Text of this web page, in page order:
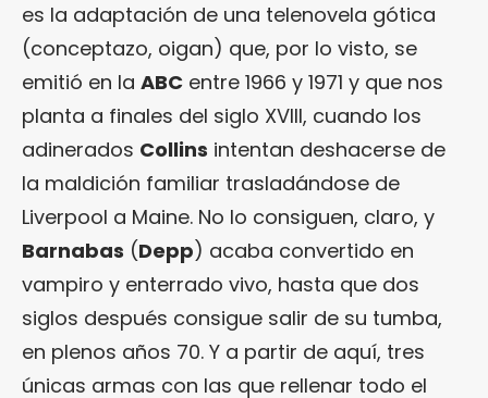
es la adaptación de una telenovela gótica
(conceptazo, oigan) que, por lo visto, se
emitió en la ABC entre 1966 y 1971 y que nos
planta a finales del siglo XVIII, cuando los
adinerados Collins intentan deshacerse de
la maldición familiar trasladándose de
Liverpool a Maine. No lo consiguen, claro, y
Barnabas (Depp) acaba convertido en
vampiro y enterrado vivo, hasta que dos
siglos después consigue salir de su tumba,
en plenos años 70. Y a partir de aquí, tres
únicas armas con las que rellenar todo el